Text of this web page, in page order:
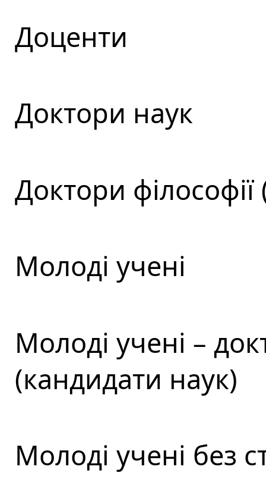
Доценти
Доктори наук
Доктори
Молоді учені
Молоді учені –
(кандидати наук)
Молоді учені без